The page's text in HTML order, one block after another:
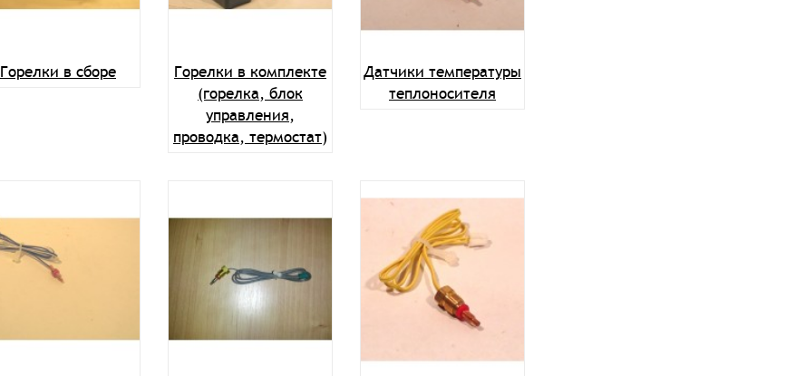
Горелки в сборе
Горелки в комплекте
(горелка, блок
управления,
проводка, термостат)
Датчики температуры
теплоносителя